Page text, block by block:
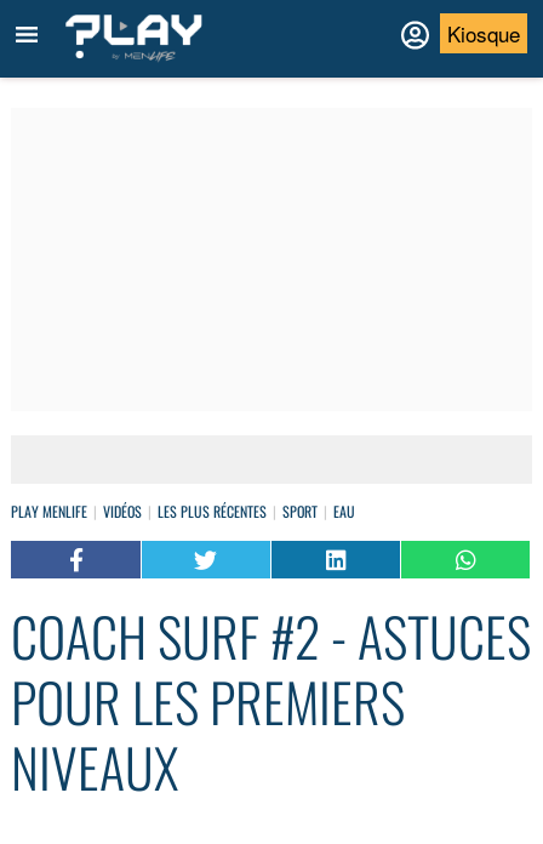
Kiosque
PLAY MENLIFE VIDÉOS LES PLUS RÉCENTES SPORT EAU
COACH SURF #2 - ASTUCES
POUR LES PREMIERS
NIVEAUX